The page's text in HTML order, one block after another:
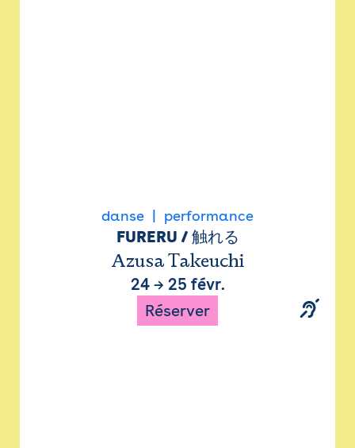
danse performance
FURERU / 触れる
Azusa Takeuchi
24→ 25 févr.
Réserver